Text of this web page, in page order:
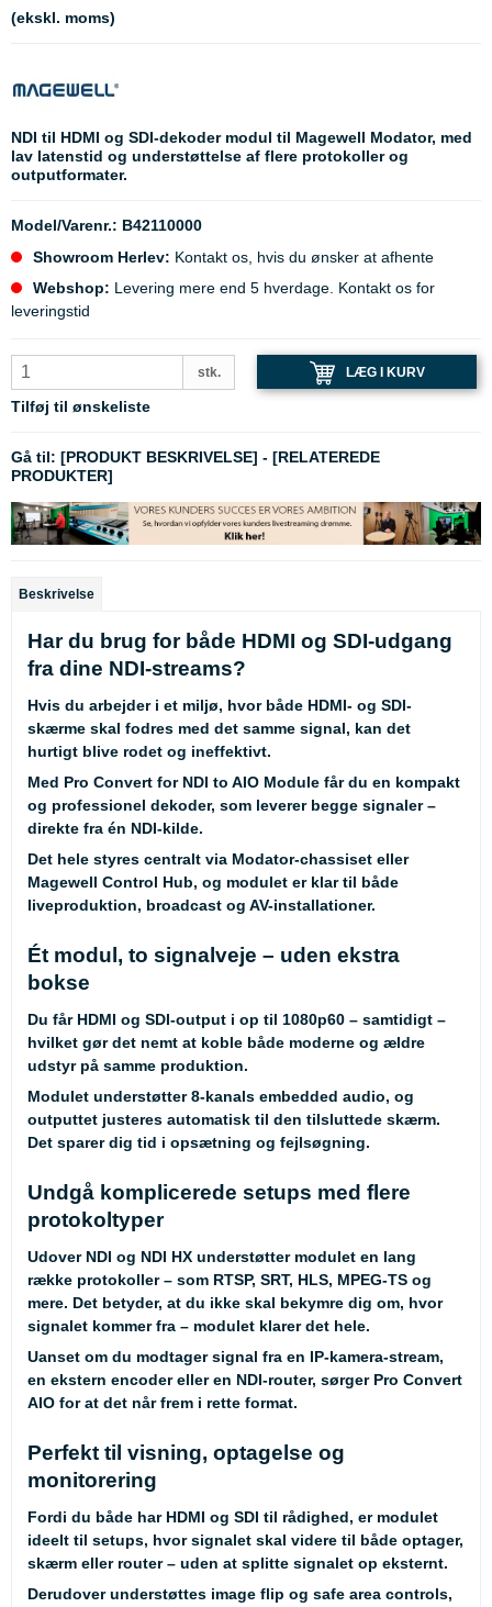
(ekskl. moms)
NDI til HDMI og SDI-dekoder modul til Magewell Modator, med
lav latenstid og understøttelse af flere protokoller og
outputformater.
Model/Varenr.: B42110000
Showroom Herlev: Kontakt os, hvis du ønsker at afhente
Webshop: Levering mere end 5 hverdage. Kontakt os for
leveringstid
stk. LÆG I KURV
Tilføj til ønskeliste
Gå til: [PRODUKT BESKRIVELSE] - [RELATEREDE
PRODUKTER]
Beskrivelse
Har du brug for både HDMI og SDI-udgang
fra dine NDI-streams?
Hvis du arbejder i et miljø, hvor både HDMI- og SDI-
skærme skal fodres med det samme signal, kan det
hurtigt blive rodet og ineffektivt.
Med Pro Convert for NDI to AIO Module får du en kompakt
og professionel dekoder, som leverer begge signaler –
direkte fra én NDI-kilde.
Det hele styres centralt via Modator-chassiset eller
Magewell Control Hub, og modulet er klar til både
liveproduktion, broadcast og AV-installationer.
Ét modul, to signalveje – uden ekstra
bokse
Du får HDMI og SDI-output i op til 1080p60 – samtidigt –
hvilket gør det nemt at koble både moderne og ældre
udstyr på samme produktion.
Modulet understøtter 8-kanals embedded audio, og
outputtet justeres automatisk til den tilsluttede skærm.
Det sparer dig tid i opsætning og fejlsøgning.
Undgå komplicerede setups med flere
protokoltyper
Udover NDI og NDI HX understøtter modulet en lang
række protokoller – som RTSP, SRT, HLS, MPEG-TS og
mere. Det betyder, at du ikke skal bekymre dig om, hvor
signalet kommer fra – modulet klarer det hele.
Uanset om du modtager signal fra en IP-kamera-stream,
en ekstern encoder eller en NDI-router, sørger Pro Convert
AIO for at det når frem i rette format.
Perfekt til visning, optagelse og
monitorering
Fordi du både har HDMI og SDI til rådighed, er modulet
ideelt til setups, hvor signalet skal videre til både optager,
skærm eller router – uden at splitte signalet op eksternt.
Derudover understøttes image flip og safe area controls,